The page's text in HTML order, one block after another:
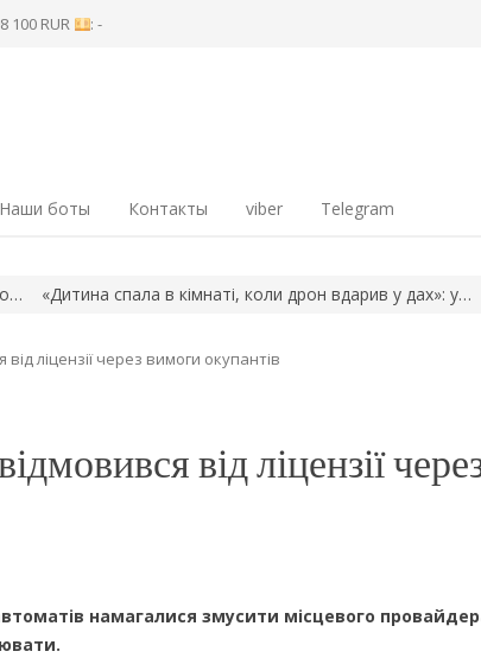
100 RUR : -
Наши боты Контакты viber Telegram
спала в кімнаті, коли дрон вдарив у дах»: у…
ліцензії через вимоги окупантів
від ліцензії
намагалися змусити місцевого